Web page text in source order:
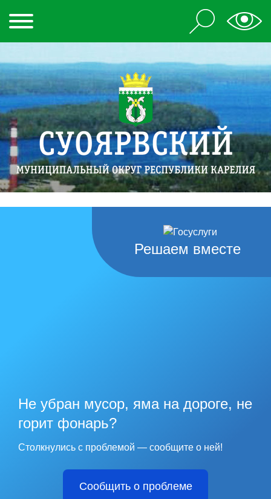
Решаем вместе
Не убран мусор, яма на дороге, не
горит фонарь?
Столкнулись с проблемой — сообщите о ней!
Сообщить о проблеме